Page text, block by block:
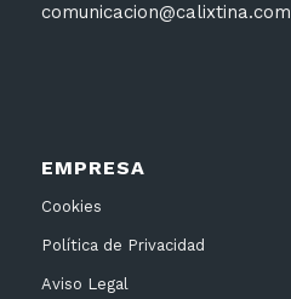
comunicacion@calixtina.com
EMPRESA
Cookies
Política de Privacidad
Aviso Legal